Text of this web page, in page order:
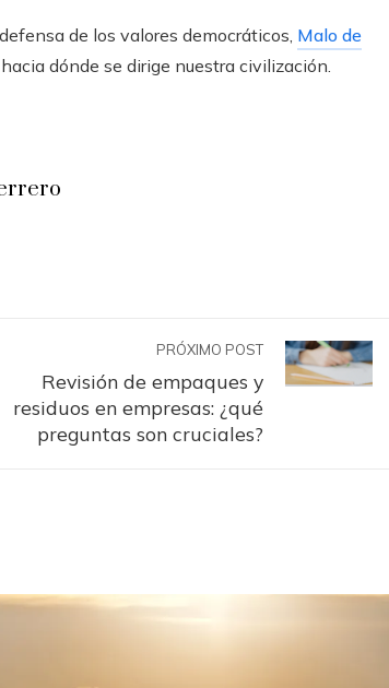
de los valores democráticos, Malo de
dónde se dirige nuestra civilización.
PRÓXIMO POST
Revisión de empaques y
residuos en empresas: ¿qué
preguntas son cruciales?